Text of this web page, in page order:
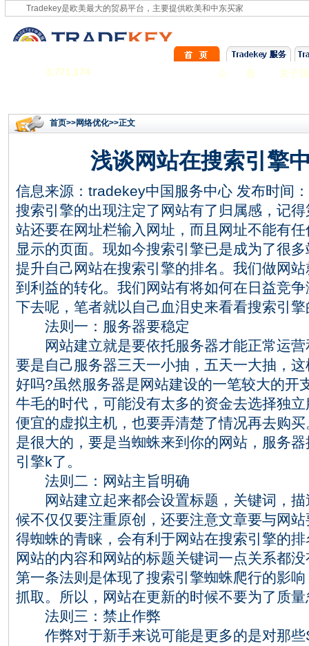
Tradekey是欧美最大的贸易平台，主要提供欧美和中东买家
3,771,174 公 告 关于
首页>>网络优化>>正文
浅谈网站在搜索引擎
信息来源： tradekey中国服务中心 发布时间
搜索引擎的出现注定了网站有了归属感，记
站还要在网址栏输入网址，而且网址不能有
显示的页面。现如今搜索引擎已是成为了很
提升自己网站在搜索引擎的排名。我们做网
到利益的转化。我们网站有将如何在日益竞
下去呢，笔者就以自己血泪史来看看搜索引
法则一：服务器要稳定
网站建立就是要依托服务器才能正常运营
要是自己服务器三天一小抽，五天一大抽，
好吗?虽然服务器是网站建设的一笔较大的开
牛毛的时代，可能没有太多的资金去选择独
便宜的虚拟主机，也要弄清楚了情况再去购
是很大的，要是当蜘蛛来到你的网站，服务
引擎k了。
法则二：网站主旨明确
网站建立起来都会设置标题，关键词，描
候不仅仅要注重原创，还要注意文章要与网
得蜘蛛的青睐，会有利于网站在搜索引擎的
网站的内容和网站的标题关键词一点关系都
第一条法则是体现了搜索引擎蜘蛛爬行的影
抓取。所以，网站在更新的时候不要为了质
法则三：禁止作弊
作弊对于新手来说可能是更多的是对那些